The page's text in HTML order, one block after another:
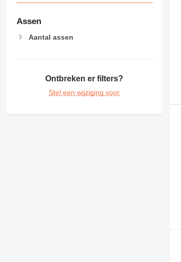
Assen
Aantal assen
Ontbreken er filters?
Stel een wijziging voor